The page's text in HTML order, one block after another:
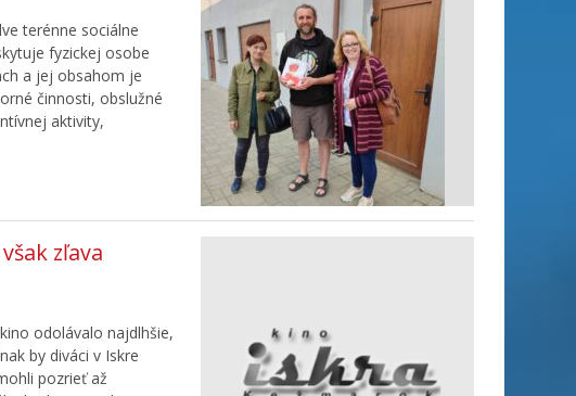
terénne sociálne
fyzickej osobe
a jej obsahom je
činnosti, obslužné
aktivity,
zľava
odolávalo najdlhšie,
by diváci v Iskre
pozrieť až